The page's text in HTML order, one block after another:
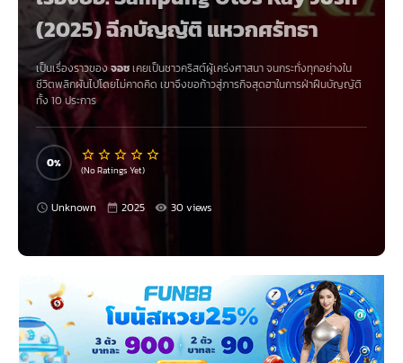
(2025) ฉีกบัญญัติ แหวกศรัทธา
เป็นเรื่องราวของจอชเคยเป็นชาวคริสต์ผู้เคร่งศาสนา จนกระทั่งทุกอย่างใน
ชีวิตพลิกผันไปโดยไม่คาดคิด เขาจึงขอก้าวสู่ภารกิจสุดฮาในการฝ่าฝืนบัญญัติ
ทั้ง 10 ประการ
0 (No Ratings Yet)
Unknown 2025 30 views